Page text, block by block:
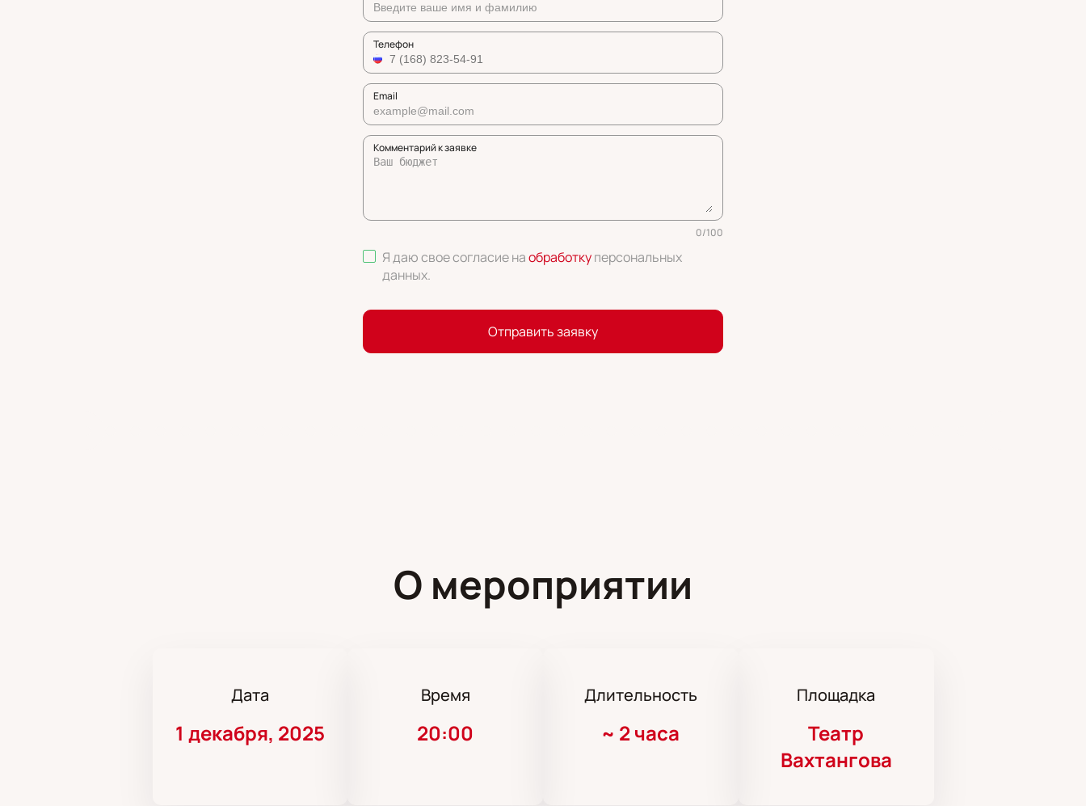
Телефон
Email
Комментарий к заявке
0/100
Я даю свое согласие наобработкуперсональных
данных.
Отправить заявку
О мероприятии
Дата
1 декабря, 2025
Время
20:00
Длительность
~ 2 часа
Площадка
Театр
Вахтангова